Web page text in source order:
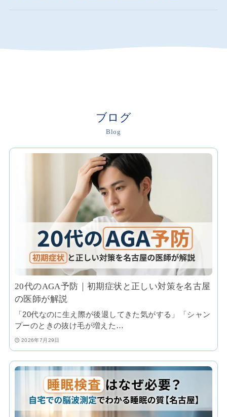
ブログ
Blog
20代のAGA予防｜初期症状と正しい対策を名古屋
の医師が解説
「20代なのに生え際が後退してきた気がする」「シャン
プーのときの抜け毛が増えた…
2026年7月29日